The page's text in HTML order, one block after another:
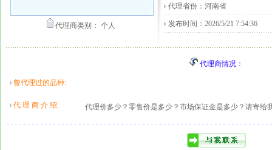
代理商类别： 个人
代理省份：河南省
发布时间：2026/5/21 7:54:36
代理商情况：
曾代理过的品种:
代 理 商 介 绍: 代理价多少？零售价是多少？市场保证金是多少？请寄给